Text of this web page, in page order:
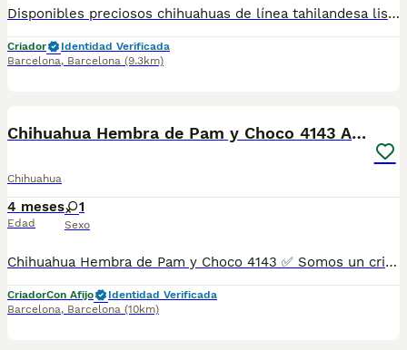
Disponibles preciosos chihuahuas de línea tahilandesa listos para ir a su nuevo hogar llenos de energía y cariño para dar.Se entregan con cartilla de vacunacion y desparacion correspondiente a su edad. Todos nuestros cachorros estan criados en ambiente familiar con mucho amor y mucha dedicación.
Criador
Identidad Verificada
Barcelona, Barcelona (9.3km)
Chihuahua Hembra de Pam y Choco 4143 AQUANATURA
Chihuahua
4 meses
Edad
1
Sexo
Chihuahua Hembra de Pam y Choco 4143 ✅ Somos un criadero autorizado y certificado por la Generalitat de Catalunya bajo el número de Núcleo Zoológico G25/00314. PARA MÁS INFORMACIÓN: ☎️ 933095977 📱 685878504 / 674320847 🐶 Programa una visita para conocerlos 💻 Más fotos y vídeos en nuestra web www.aquanatura.es 🚙 Hacemos envíos 📌 Calle Roger de Flor 45, muy cerca del Arc de Triomf de Barcelona, de Lunes a Sábados. Se entregan con sus vacunas, desparasitados interna y externamente, con microchip y su registro, cartilla sanitaria y contrato de garantías, documentación legal y factura. AQUANATURA
CriadorCon Afijo
Identidad Verificada
Barcelona, Barcelona (10km)